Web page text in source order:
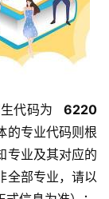
代码为
  6220
的专业代码则根
专业及其对应的
全部专业，请以